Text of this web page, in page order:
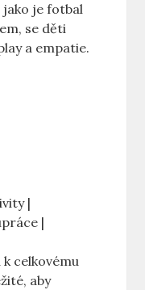
je fotbal
se děti
a empatie.
|
|
celkovému
aby